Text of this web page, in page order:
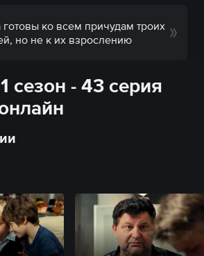
ко всем причудам троих
но не к их взрослению
сезон - 43 серия